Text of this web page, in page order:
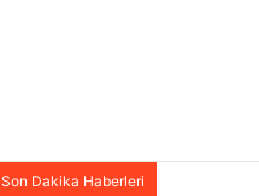
Son Dakika Haberleri